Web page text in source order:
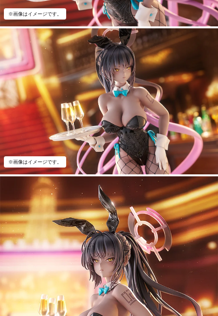
※画像はイメージです。
※画像はイメージです。